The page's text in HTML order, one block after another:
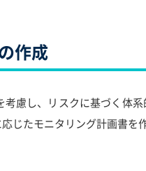
作成
慮し、リスクに基づく体
じたモニタリング計画書を